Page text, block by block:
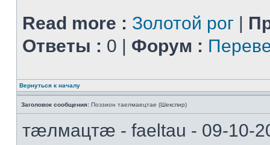
Read more : Золотой рог |
Ответы : 0 | Форум :
Вернуться к началу
Заголовок сообщения: Поэзион таелмаецтае (Шекспир)
тæлмацтæ - faeltau - 09-10-